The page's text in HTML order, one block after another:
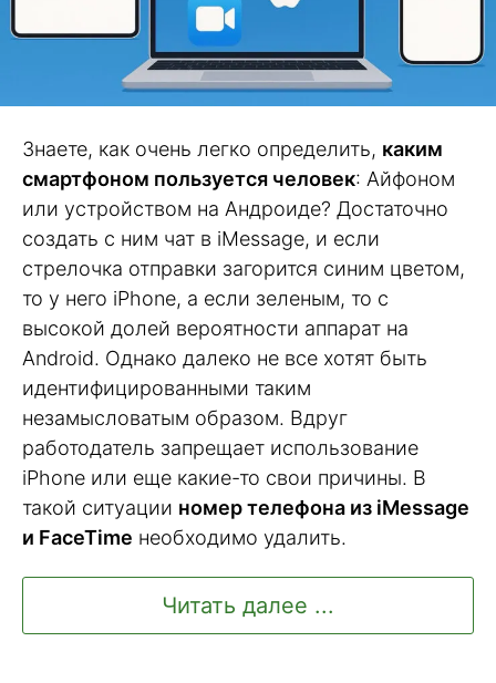
Знаете, как очень легко определить, каким
смартфоном пользуется человек: Айфоном
или устройством на Андроиде? Достаточно
создать с ним чат в iMessage, и если
стрелочка отправки загорится синим цветом,
то у него iPhone, а если зеленым, то с
высокой долей вероятности аппарат на
Android. Однако далеко не все хотят быть
идентифицированными таким
незамысловатым образом. Вдруг
работодатель запрещает использование
iPhone или еще какие-то свои причины. В
такой ситуации номер телефона из iMessage
и FaceTime необходимо удалить.
Читать далее ...